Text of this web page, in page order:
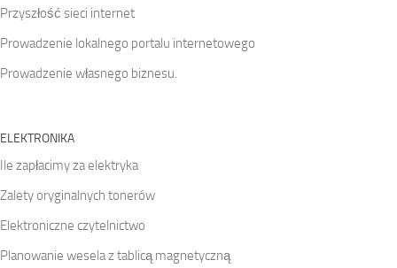
Przyszłość sieci internet
Prowadzenie lokalnego portalu internetowego
Prowadzenie własnego biznesu.
ELEKTRONIKA
Ile zapłacimy za elektryka
Zalety oryginalnych tonerów
Elektroniczne czytelnictwo
Planowanie wesela z tablicą magnetyczną